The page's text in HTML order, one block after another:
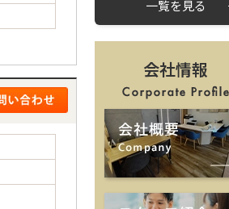
一覧を見る
会社情報